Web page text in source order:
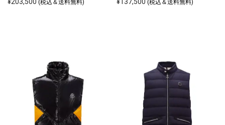
(税込＆送料無料) (税込＆送料無料)